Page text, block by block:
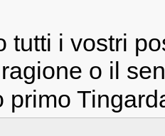
tutti i vostri
o il
primo